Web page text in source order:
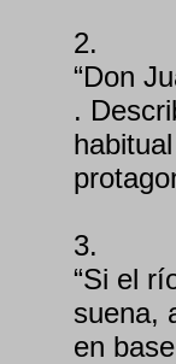
2.
“Don
.
3.
“Si el
suena,
en